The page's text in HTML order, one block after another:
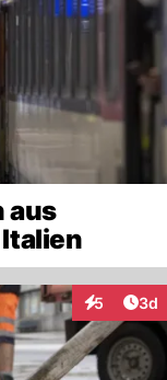
aus
5 3d